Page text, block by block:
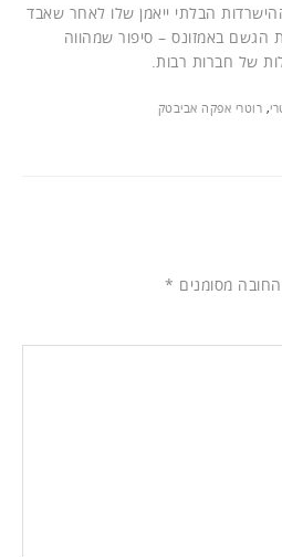
הבלתי ייאמן שלו לאחר שאבד
הגשם באמזונס – סיפור שמהווה
של חברות רבות.
, רוטרי אפקה אביבטק
מסומנים *